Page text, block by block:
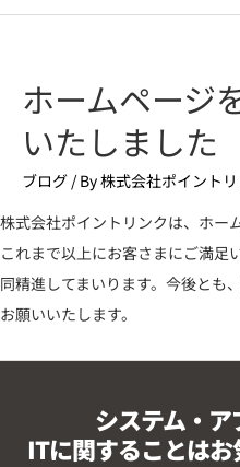
ホームページ
いたしました
ブログ / By株式会社ポイント
株式会社ポイントリンクは、ホー
これまで以上にお客さまにご満足
同精進してまいります。今後とも
お願いいたします。
システム・
ITに関することは